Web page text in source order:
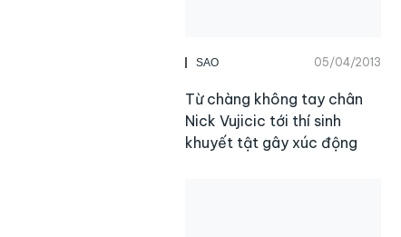
SAO 05/04/2013
Từ chàng không tay chân
Nick Vujicic tới thí sinh
khuyết tật gây xúc động